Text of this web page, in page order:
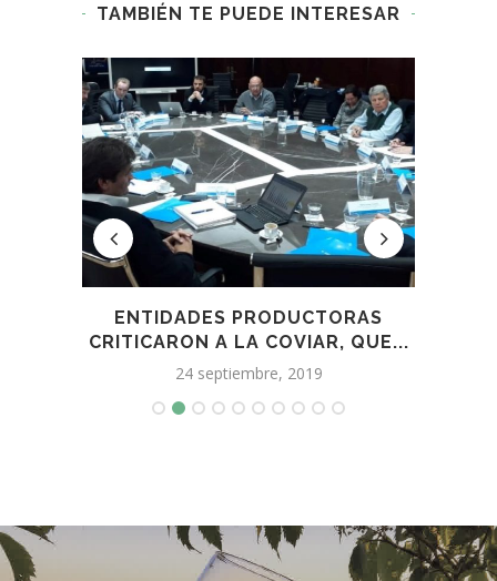
TAMBIÉN TE PUEDE INTERESAR
ENTIDADES PRODUCTORAS
CRITICARON A LA COVIAR, QUE...
24 septiembre, 2019